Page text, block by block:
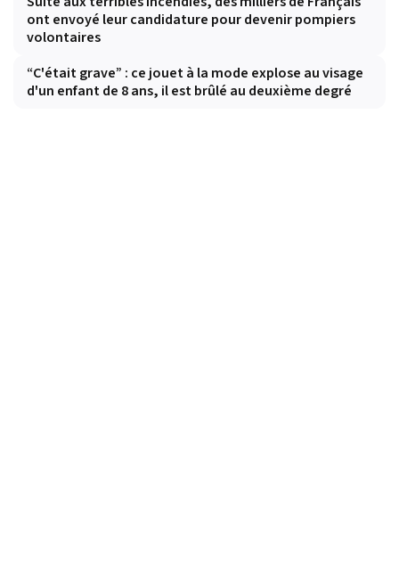
ont envoyé leur candidature pour devenir pompiers
volontaires
“C'était grave” : ce jouet à la mode explose au visage
d'un enfant de 8 ans, il est brûlé au deuxième degré